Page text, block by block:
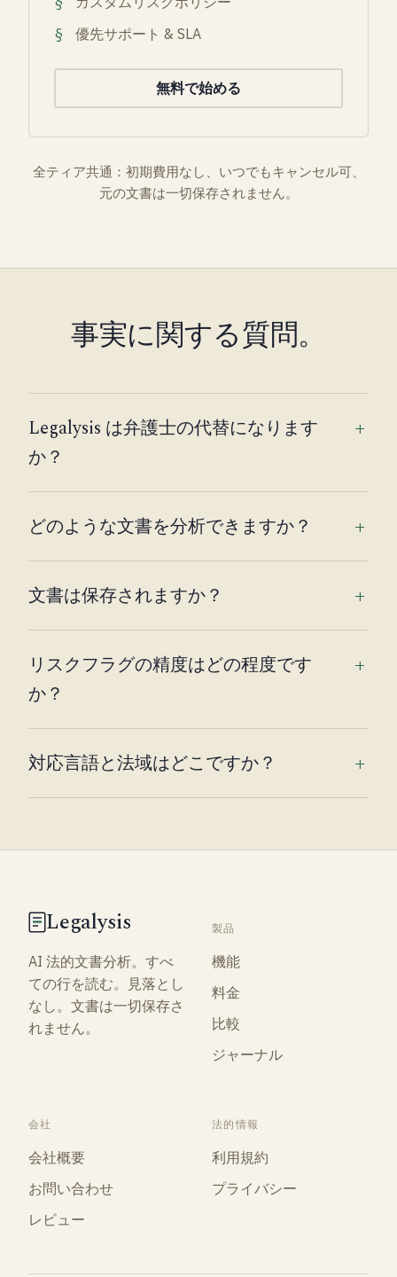
優先サポート & SLA
無料で始める
全ティア共通：初期費用なし、いつでもキャンセル可、
元の文書は一切保存されません。
事実に関する質問。
Legalysis は弁護士の代替になります
か？
どのような文書を分析できますか？
文書は保存されますか？
リスクフラグの精度はどの程度です
か？
対応言語と法域はどこですか？
Legalysis
AI 法的文書分析。すべ
ての行を読む。見落とし
なし。文書は一切保存さ
れません。
製品
機能
料金
比較
ジャーナル
会社
会社概要
お問い合わせ
レビュー
法的情報
利用規約
プライバシー